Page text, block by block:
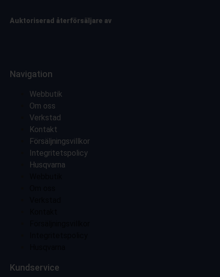
Auktoriserad återförsäljare av
Navigation
Webbutik
Om oss
Verkstad
Kontakt
Försäljningsvillkor
Integritetspolicy
Husqvarna
Kundservice